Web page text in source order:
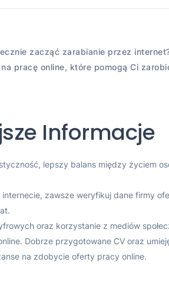
zacząć zarabianie przez
pracę online, które pomogą Ci
Informacje
lepszy balans między życiem
zawsze weryfikuj dane firmy
oraz korzystanie z mediów
Dobrze przygotowane CV oraz
na zdobycie oferty pracy online.